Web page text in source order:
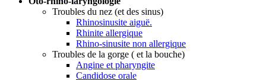
Troubles du nez (et des sinus)
Rhinosinusite aiguë.
Rhinite allergique
Rhino-sinusite non allergique
Troubles de la gorge ( et la bouche)
Angine et pharyngite
Candidose orale